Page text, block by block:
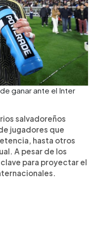
ganar ante el Inter
salvadoreños
jugadores que
hasta otros
A pesar de los
para proyectar el